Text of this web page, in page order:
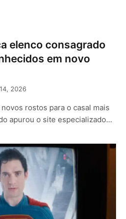
elenco consagrado
em novo
2026
rostos para o casal mais
apurou o site especializado…